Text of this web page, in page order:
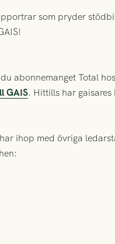
som pryder
abonnemanget Total
GAIS. Hittills har
ihop med övriga